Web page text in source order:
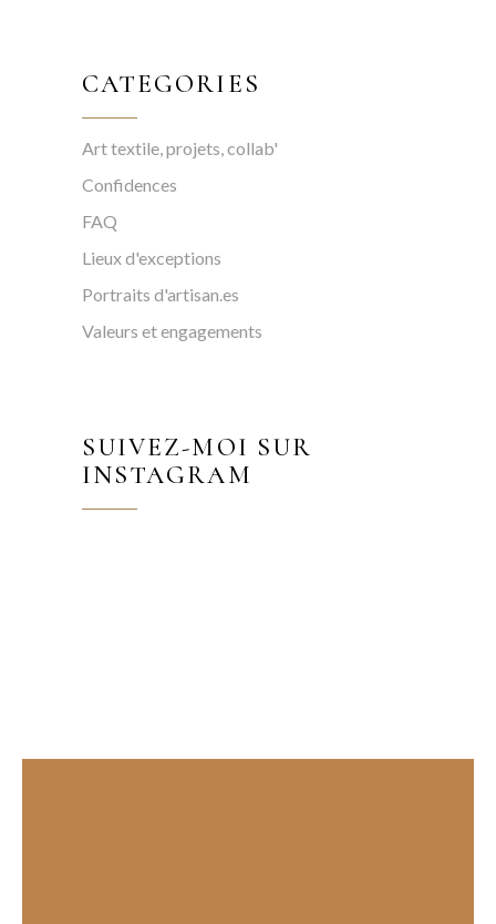
CATEGORIES
Art textile, projets, collab'
Confidences
FAQ
Lieux d'exceptions
Portraits d'artisan.es
Valeurs et engagements
SUIVEZ-MOI SUR
INSTAGRAM